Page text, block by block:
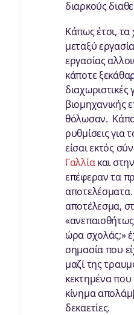
διαρκούς
Κάπως έτσι, τα
μεταξύ
εργασίας
κάποτε
διαχωριστικές
βιομηχανικής
θόλωσαν.
ρυθμίσεις για
είσαι εκτός
Γαλλίακαι στην
επέφεραν τα
αποτέλεσμα,
ώρα σχολάς;»
σημασία που
μαζί της
κεκτημένα που
κίνημα
δεκαετίες.